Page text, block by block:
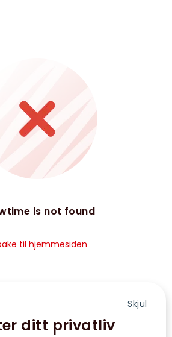
Skjul
ditt privatliv
is not found
til hjemmesiden